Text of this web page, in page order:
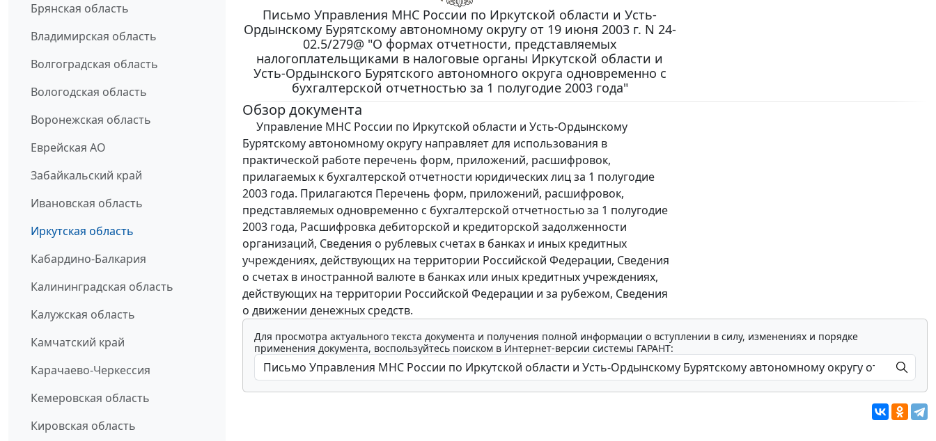
Брянская область
Владимирская область
Волгоградская область
Вологодская область
Воронежская область
Еврейская АО
Забайкальский край
Ивановская область
Иркутская область
Кабардино-Балкария
Калининградская область
Калужская область
Камчатский край
Карачаево-Черкессия
Кемеровская область
Кировская область
Письмо Управления МНС России по Иркутской области и Усть-
Ордынскому Бурятскому автономному округу от 19 июня 2003 г. N 24-
02.5/279@ "О формах отчетности, представляемых
налогоплательщиками в налоговые органы Иркутской области и
Усть-Ордынского Бурятского автономного округа одновременно с
бухгалтерской отчетностью за 1 полугодие 2003 года"
Обзор документа
Управление МНС России по Иркутской области и Усть-Ордынскому
Бурятскому автономному округу направляет для использования в
практической работе перечень форм, приложений, расшифровок,
прилагаемых к бухгалтерской отчетности юридических лиц за 1 полугодие
2003 года. Прилагаются Перечень форм, приложений, расшифровок,
представляемых одновременно с бухгалтерской отчетностью за 1 полугодие
2003 года, Расшифровка дебиторской и кредиторской задолженности
организаций, Сведения о рублевых счетах в банках и иных кредитных
учреждениях, действующих на территории Российской Федерации, Сведения
о счетах в иностранной валюте в банках или иных кредитных учреждениях,
действующих на территории Российской Федерации и за рубежом, Сведения
о движении денежных средств.
Для просмотра актуального текста документа и получения полной информации о вступлении в силу, изменениях и порядке
применения документа, воспользуйтесь поиском в Интернет-версии системы ГАРАНТ: